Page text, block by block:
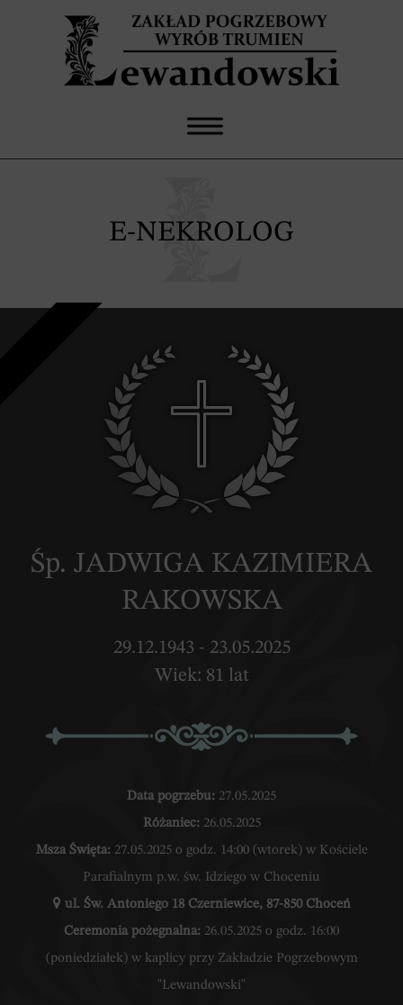
E-NEKROLOG
Śp. JADWIGA KAZIMIERA
RAKOWSKA
29.12.1943 - 23.05.2025
Wiek: 81 lat
Data pogrzebu: 27.05.2025
Różaniec: 26.05.2025
Msza Święta: 27.05.2025 o godz. 14:00 (wtorek) w Kościele
Parafialnym p.w. św. Idziego w Choceniu
ul. Św. Antoniego 18 Czerniewice, 87-850 Choceń
Ceremonia pożegnalna: 26.05.2025 o godz. 16:00
(poniedziałek) w kaplicy przy Zakładzie Pogrzebowym
"Lewandowski"